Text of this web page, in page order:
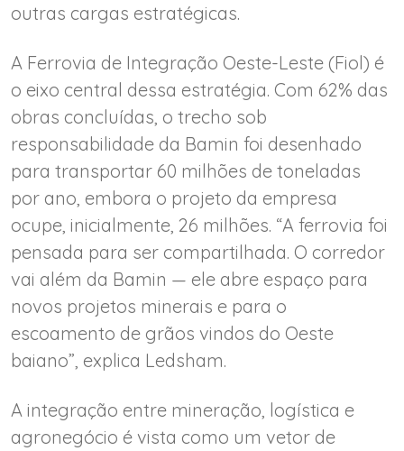
outras cargas estratégicas.
A Ferrovia de Integração Oeste-Leste (Fiol) é
o eixo central dessa estratégia. Com 62% das
obras concluídas, o trecho sob
responsabilidade da Bamin foi desenhado
para transportar 60 milhões de toneladas
por ano, embora o projeto da empresa
ocupe, inicialmente, 26 milhões. “A ferrovia foi
pensada para ser compartilhada. O corredor
vai além da Bamin — ele abre espaço para
novos projetos minerais e para o
escoamento de grãos vindos do Oeste
baiano”, explica Ledsham.
A integração entre mineração, logística e
agronegócio é vista como um vetor de